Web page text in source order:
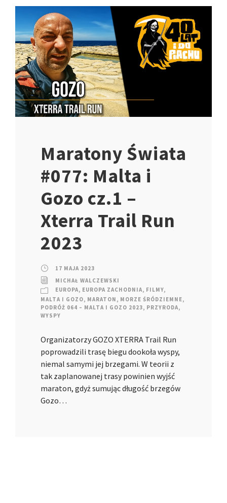
Maratony Świata
#077: Malta i
Gozo cz.1 –
Xterra Trail Run
2023
17 MAJA 2023
MICHAŁ WALCZEWSKI
EUROPA, EUROPA ZACHODNIA, FILMY,
MALTA I GOZO, MARATON , MORZE ŚRÓDZIEMNE,
PODRÓŻ 064 – MALTA I GOZO 2023, PRZYRODA,
WYSPY
Organizatorzy GOZO XTERRA Trail Run
poprowadzili trasę biegu dookoła wyspy,
niemal samymi jej brzegami. W teorii z
tak zaplanowanej trasy powinien wyjść
maraton, gdyż sumując długość brzegów
Gozo…